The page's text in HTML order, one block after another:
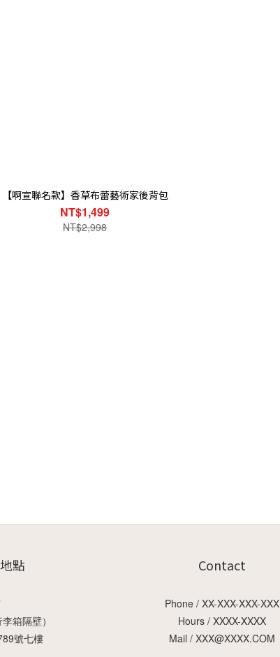
【啊宣聯名款】香草布蕾藝術家後背包
NT$1,499
NT$2,998
點
箱隔壁）
號七樓
Contact
Phone / XX-XXX-XXX-XXX
Hours / XXXX-XXXX
Mail / XXX@XXXX.COM